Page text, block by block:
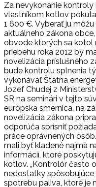
Za nevykonanie
vlastníkom kotlov
1 600 €. Vyberať ju
aktuálneho zákona
obvode ktorých sa kotol
priebehu roka 2012 by
novelizácia príslušného
bude kontrolu splnenia
vykonávať Štátna
Jozef Chudej z
SR na seminári v tejto
európska smernica, na
novelizácia zákona
odporúča sprísniť
práce oprávnených
mali byť kladené najmä
informácií, ktoré
kotlov. „Kontrolór často
nedostatky
spotrebu paliva, ktoré je